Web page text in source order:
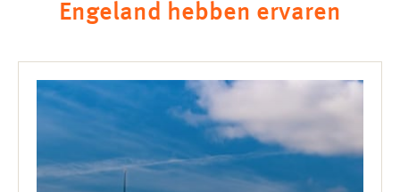
Engeland hebben ervaren